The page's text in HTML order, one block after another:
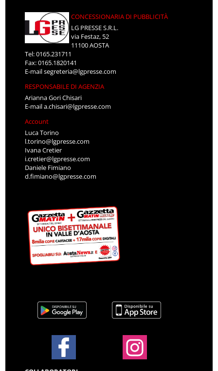
CONCESSIONARIA DI PUBBLICITÀ
LG PRESSE S.R.L.
via Festaz, 52
11100 AOSTA
Tel: 0165.231711
Fax: 0165.1820141
E-mailsegreteria@lgpresse.com
RESPONSABILE DI AGENZIA
Arianna Gori Chisari
E-maila.chisari@lgpresse.com
Account
Luca Torino
l.torino@lgpresse.com
Ivana Cretier
i.cretier@lgpresse.com
Daniele Fimiano
d.fimiano@lgpresse.com